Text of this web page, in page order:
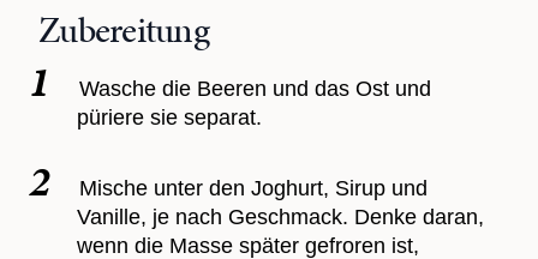
Zubereitung
Wasche die Beeren und das Ost und
püriere sie separat.
Mische unter den Joghurt, Sirup und
Vanille, je nach Geschmack. Denke daran,
wenn die Masse später gefroren ist,